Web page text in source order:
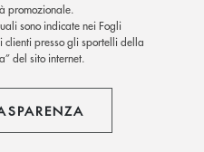
promozionale.
sono indicate nei Fogli
clienti presso gli sportelli della
del sito internet.